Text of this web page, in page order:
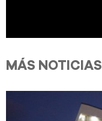
MÁS NOTICIAS